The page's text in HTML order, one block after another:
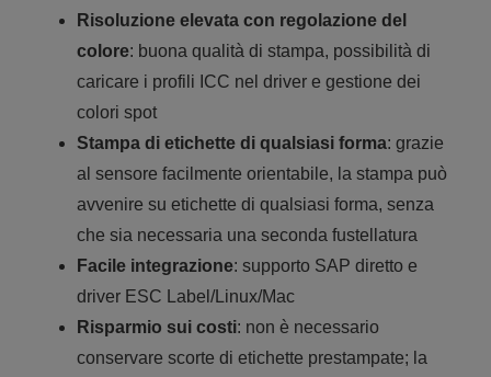
Risoluzione elevata con regolazione del
colore: buona qualità di stampa, possibilità di
caricare i profili ICC nel driver e gestione dei
colori spot
Stampa di etichette di qualsiasi forma: grazie
al sensore facilmente orientabile, la stampa può
avvenire su etichette di qualsiasi forma, senza
che sia necessaria una seconda fustellatura
Facile integrazione: supporto SAP diretto e
driver ESC Label/Linux/Mac
Risparmio sui costi: non è necessario
conservare scorte di etichette prestampate; la